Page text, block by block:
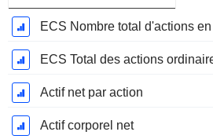
ECS Total des actions
Actif net par action
Actif corporel net